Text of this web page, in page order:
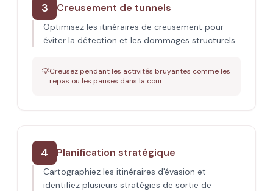
3 Creusement de tunnels
Optimisez les itinéraires de creusement pour
éviter la détection et les dommages structurels
💡Creusez pendant les activités bruyantes comme les
repas ou les pauses dans la cour
4 Planification stratégique
Cartographiez les itinéraires d'évasion et
identifiez plusieurs stratégies de sortie de